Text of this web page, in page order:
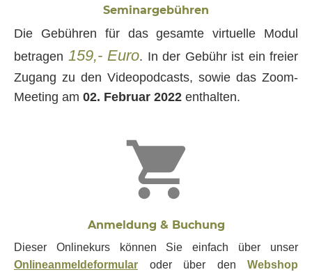
Seminargebühren
Die Gebühren für das gesamte virtuelle Modul
betragen 159,- Euro. In der Gebühr ist ein freier
Zugang zu den Videopodcasts, sowie das Zoom-
Meeting am 02. Februar 2022 enthalten.
Anmeldung & Buchung
Dieser Onlinekurs können Sie einfach über unser
Onlineanmeldeformular oder über den Webshop